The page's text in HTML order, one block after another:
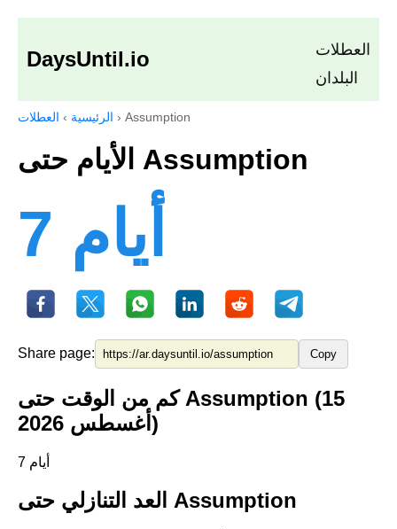
DaysUntil.io
العطلات
البلدان
الرئيسية › العطلات › Assumption
الأيام حتى Assumption
7 أيام
Share page: Copy
كم من الوقت حتى Assumption (15
أغسطس 2026)
7 أيام
العد التنازلي حتى Assumption